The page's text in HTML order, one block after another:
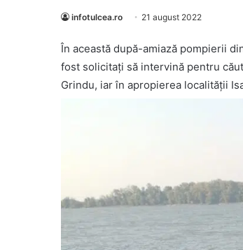
infotulcea.ro 21 august 2022
În această după-amiază pompierii
fost solicitați să intervină pentru
Grindu, iar în apropierea localității